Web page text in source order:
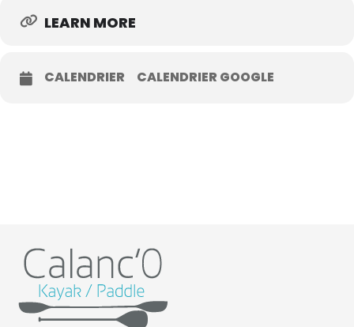
LEARN MORE
CALENDRIER CALENDRIER GOOGLE